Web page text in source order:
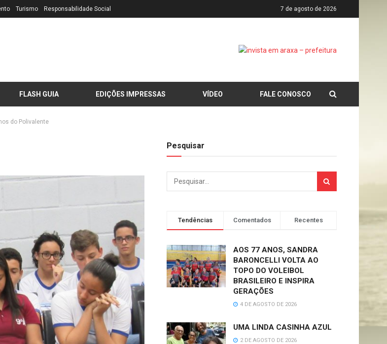
Turismo Responsabilidade Social 7 de agosto de 2026
FLASH GUIA EDIÇÕES IMPRESSAS VÍDEO FALE CONOSCO
do Polivalente
Pesquisar
Tendências Comentados Recentes
AOS 77 ANOS, SANDRA
BARONCELLI VOLTA AO
TOPO DO VOLEIBOL
BRASILEIRO E INSPIRA
GERAÇÕES
4 DE AGOSTO DE 2026
UMA LINDA CASINHA AZUL
2 DE AGOSTO DE 2026